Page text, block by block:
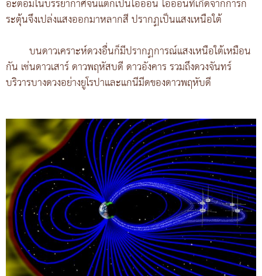
อะตอมในบรรยากาศจนแตกเป็นไอออน ไอออนที่เกิดจากการก
ระตุ้นจึงเปล่งแสงออกมาหลากสี ปรากฏเป็นแสงเหนือใต้
บนดาวเคราะห์ดวงอื่นก็มีปรากฏการณ์แสงเหนือใต้เหมือน
กัน เช่นดาวเสาร์ ดาวพฤหัสบดี ดาวอังคาร รวมถึงดวงจันทร์
บริวารบางดวงอย่างยูโรปาและแกนีมีดของดาวพฤหับดี